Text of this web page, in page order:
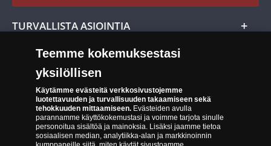
Evästeet Suomen Monetan verkkokaupassa
Saavutettavuusseloste
TURVALLISTA ASIOINTIA
Turvallinen kumppani
Aitous- ja laatutakuu
14 päivän palautusoikeus
Teemme kokemuksestasi
yksilöllisen
Käytämme evästeitä verkkosivustojemme
luotettavuuden ja turvallisuuden takaamiseen sekä
tehokkuuden mittaamiseen.Evästeiden avulla
parannamme käyttökokemustasi ja voimme tarjota sinulle
personoitua sisältöä ja mainoksia. Lisäksi jaamme tietoa
sosiaalisen median, analytiikka-alan ja markkinoinnin